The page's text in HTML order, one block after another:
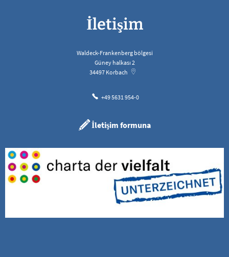
İletişim
Waldeck-Frankenberg bölgesi
Güney halkası 2
34497 Korbach
+49 5631 954-0
İletişim formuna